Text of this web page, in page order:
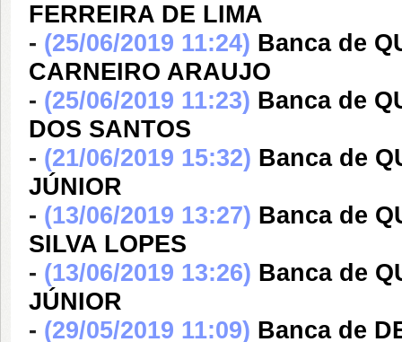
FERREIRA DE LIMA
- (25/06/2019 11:24) Banca de
CARNEIRO ARAUJO
- (25/06/2019 11:23) Banca de
DOS SANTOS
- (21/06/2019 15:32) Banca de
JÚNIOR
- (13/06/2019 13:27) Banca de
SILVA LOPES
- (13/06/2019 13:26) Banca de
JÚNIOR
- (29/05/2019 11:09) Banca de